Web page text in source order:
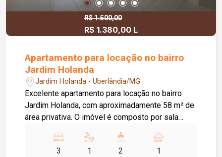
R$ 1.500,00
R$ 1.380,00 L
Apartamento para locação no bairro
Jardim Holanda
Jardim Holanda - Uberlândia/MG
Excelente apartamento para locação no bairro
Jardim Holanda, com aproximadamente 58 m² de
área privativa. O imóvel é composto por sala
planejados e bancada, área de serviço, 03
quartos, sendo 02 com armários planejados e 01
3 1 2 1